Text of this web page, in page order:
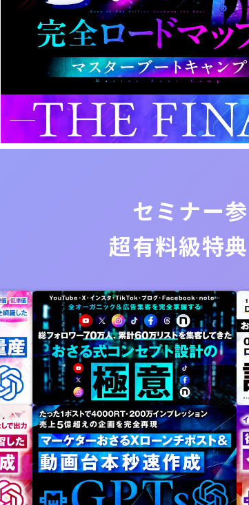
セミナー
超有料級特